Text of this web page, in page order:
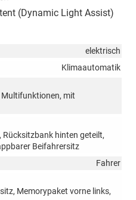
(Dynamic Light Assist)
elektrisch
Klimaautomatik
Multifunktionen, mit
hinten geteilt,
Beifahrersitz
Fahrer
Memorypaket vorne links,